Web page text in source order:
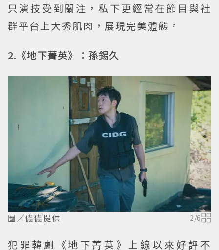
只演技受到關注，私下更經常在節目與社
群平台上大秀肌肉，展現完美體態。
2.《地下菁英》：孫錫久
圖／儂儂提供 2/6
犯罪韓劇《地下菁英》上線以來好評不